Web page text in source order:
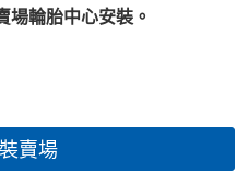
場輪胎中心安裝。
賣場